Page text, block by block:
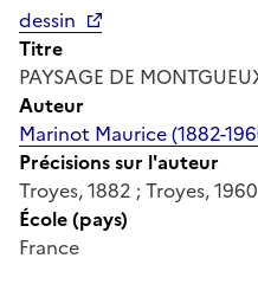
dessin
Titre
PAYSAGE DE
Auteur
Marinot Maurice (1882-
Précisions sur l'auteur
Troyes, 1882 ; Troyes, 1960
École (pays)
France